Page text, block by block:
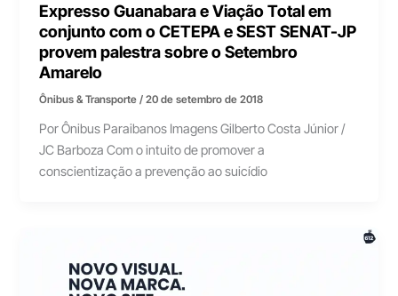
Expresso Guanabara e Viação Total em
conjunto com o CETEPA e SEST SENAT-JP
provem palestra sobre o Setembro
Amarelo
Ônibus & Transporte/20 de setembro de 2018
Por Ônibus Paraibanos Imagens Gilberto Costa Júnior /
JC Barboza Com o intuito de promover a
conscientização a prevenção ao suicídio